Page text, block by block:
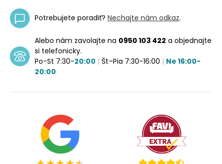
Potrebujete poradiť? Nechajte nám odkaz.
Alebo nám zavolajte na 0950 103 422 a objednajte
si telefonicky.
Po-St 7:30-20:00 | Št–Pia 7:30-16:00 | Ne 16:00-
20:00